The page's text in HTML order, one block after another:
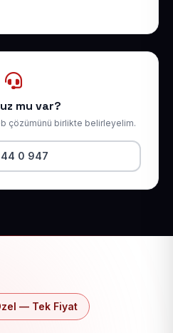
mu var?
çözümünü birlikte belirleyelim.
0 947
— Tek Fiyat